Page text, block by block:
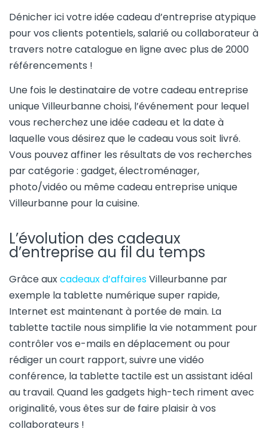
Dénicher ici votre idée cadeau d’entreprise atypique
pour vos clients potentiels, salarié ou collaborateur à
travers notre catalogue en ligne avec plus de 2000
référencements !
Une fois le destinataire de votre cadeau entreprise
unique Villeurbanne choisi, l’événement pour lequel
vous recherchez une idée cadeau et la date à
laquelle vous désirez que le cadeau vous soit livré.
Vous pouvez affiner les résultats de vos recherches
par catégorie : gadget, électroménager,
photo/vidéo ou même cadeau entreprise unique
Villeurbanne pour la cuisine.
L’évolution des cadeaux
d’entreprise au fil du temps
Grâce auxcadeaux d’affairesVilleurbanne par
exemple la tablette numérique super rapide,
Internet est maintenant à portée de main. La
tablette tactile nous simplifie la vie notamment pour
contrôler vos e-mails en déplacement ou pour
rédiger un court rapport, suivre une vidéo
conférence, la tablette tactile est un assistant idéal
au travail. Quand les gadgets high-tech riment avec
originalité, vous êtes sur de faire plaisir à vos
collaborateurs !